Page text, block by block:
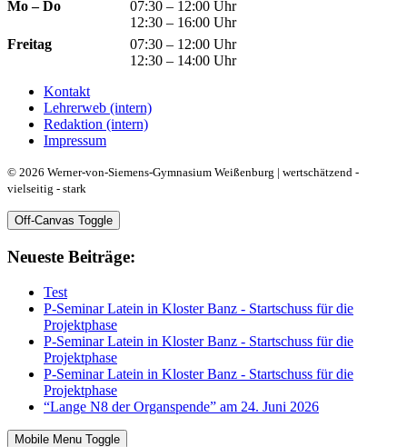
Mo – Do
07:30 – 12:00 Uhr
12:30 – 16:00 Uhr
Freitag
07:30 – 12:00 Uhr
12:30 – 14:00 Uhr
Kontakt
Lehrerweb (intern)
Redaktion (intern)
Impressum
© 2026 Werner-von-Siemens-Gymnasium Weißenburg | wertschätzend -
vielseitig - stark
Off-Canvas Toggle
Neueste Beiträge:
Test
P-Seminar Latein in Kloster Banz - Startschuss für die
Projektphase
P-Seminar Latein in Kloster Banz - Startschuss für die
Projektphase
P-Seminar Latein in Kloster Banz - Startschuss für die
Projektphase
“Lange N8 der Organspende” am 24. Juni 2026
Mobile Menu Toggle